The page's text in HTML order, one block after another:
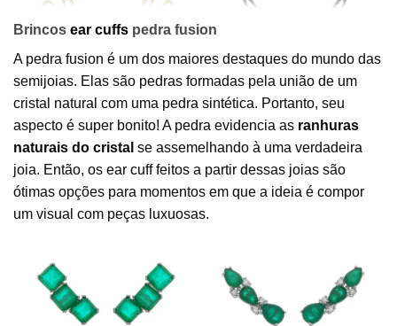
Brincos ear cuffs pedra fusion
A pedra fusion é um dos maiores destaques do mundo das
semijoias. Elas são pedras formadas pela união de um
cristal natural com uma pedra sintética. Portanto, seu
aspecto é super bonito! A pedra evidencia as ranhuras
naturais do cristal se assemelhando à uma verdadeira
joia. Então, os ear cuff feitos a partir dessas joias são
ótimas opções para momentos em que a ideia é compor
um visual com peças luxuosas.